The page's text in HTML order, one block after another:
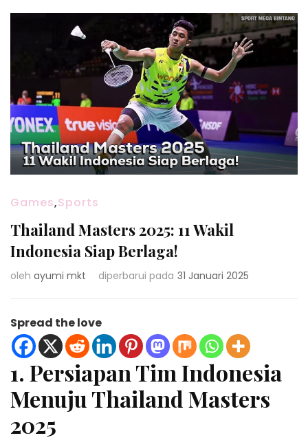
Games,Sports
Thailand Masters 2025: 11 Wakil
Indonesia Siap Berlaga!
oleh ayumi mkt diperbarui pada 31 Januari 2025
Spread the love
1. Persiapan Tim Indonesia
Menuju Thailand Masters
2025